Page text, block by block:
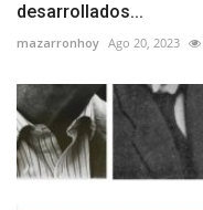
desarrollados...
mazarronhoy Ago 20, 2023